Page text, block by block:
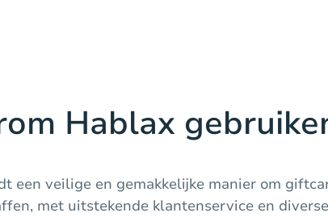
Hablax
een veilige en gemakkelijke manier om
met uitstekende klantenservice en diverse